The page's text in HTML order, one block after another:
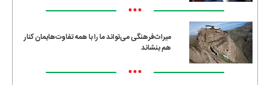
•••
میراث‌فرهنگی می‌تواند ما را با همه تفاوت‌هایمان کنار
هم بنشاند
•••